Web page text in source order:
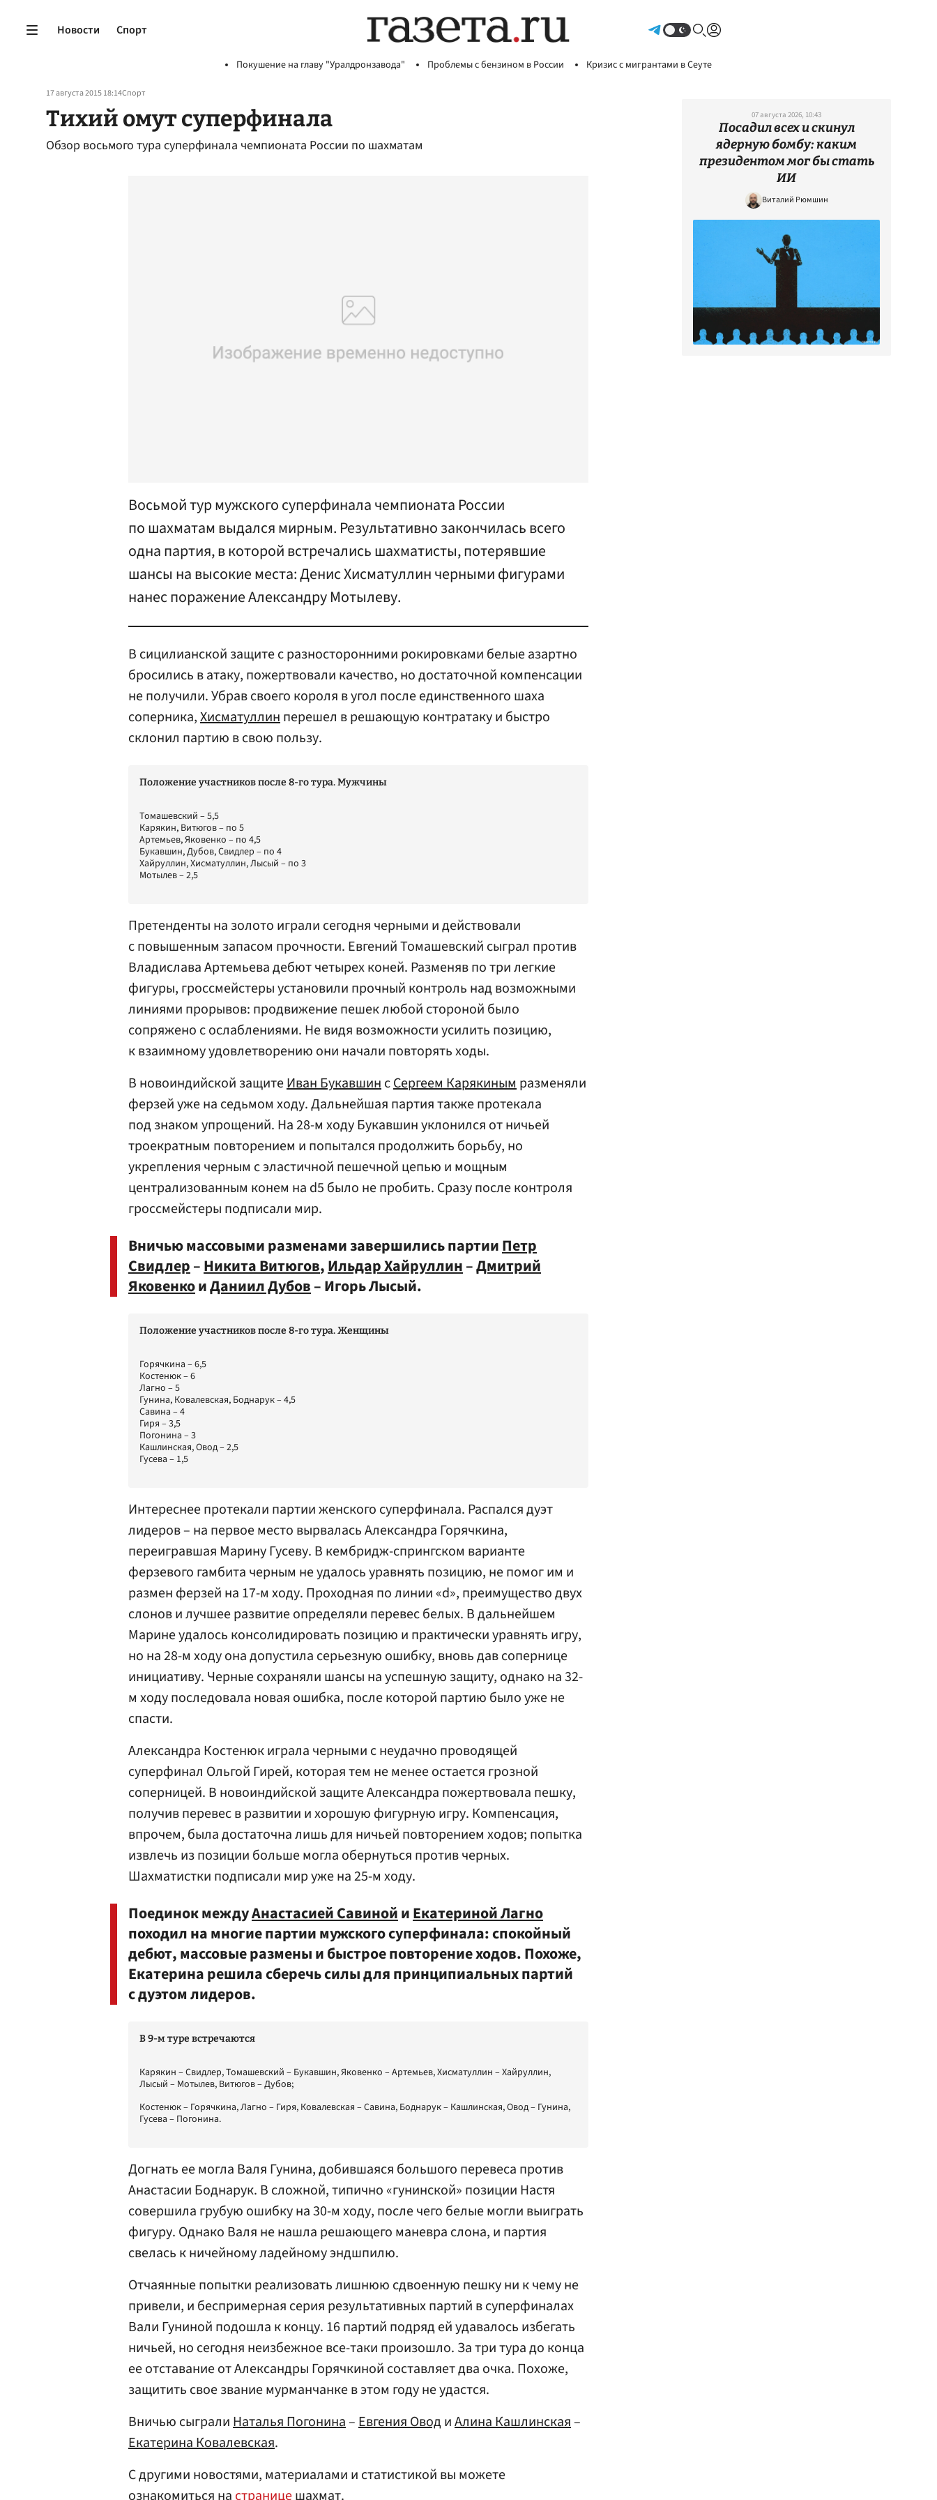
Новости Спорт
Покушение на главу "Уралдронзавода" Проблемы с бензином в России Кризис с мигрантами в Сеуте
17 августа 2015 18:14Спорт
Тихий омут суперфинала
Обзор восьмого тура суперфинала чемпионата России по шахматам
Восьмой тур мужского суперфинала чемпионата России
по шахматам выдался мирным. Результативно закончилась всего
одна партия, в которой встречались шахматисты, потерявшие
шансы на высокие места: Денис Хисматуллин черными фигурами
нанес поражение Александру Мотылеву.
В сицилианской защите с разносторонними рокировками белые азартно
бросились в атаку, пожертвовали качество, но достаточной компенсации
не получили. Убрав своего короля в угол после единственного шаха
соперника,Хисматуллинперешел в решающую контратаку и быстро
склонил партию в свою пользу.
Положение участников после 8-го тура. Мужчины
Томашевский – 5,5
Карякин, Витюгов – по 5
Артемьев, Яковенко – по 4,5
Букавшин, Дубов, Свидлер – по 4
Хайруллин, Хисматуллин, Лысый – по 3
Мотылев – 2,5
Претенденты на золото играли сегодня черными и действовали
с повышенным запасом прочности. Евгений Томашевский сыграл против
Владислава Артемьевадебют четырех коней. Разменяв по три легкие
фигуры, гроссмейстеры установили прочный контроль над возможными
линиями прорывов: продвижение пешек любой стороной было
сопряжено с ослаблениями. Не видя возможности усилить позицию,
к взаимному удовлетворению они начали повторять ходы.
В новоиндийской защитеИван БукавшинсСергеем Карякинымразменяли
ферзей уже на седьмом ходу. Дальнейшая партия также протекала
под знаком упрощений. На 28-м ходу Букавшин уклонился от ничьей
троекратным повторением и попытался продолжить борьбу, но
укрепления черным с эластичной пешечной цепью и мощным
централизованным конем на d5 было не пробить. Сразу после контроля
гроссмейстеры подписали мир.
Вничью массовыми разменами завершились партииПетр
Свидлер–Никита Витюгов,Ильдар Хайруллин–Дмитрий
ЯковенкоиДаниил Дубов– Игорь Лысый.
Положение участников после 8-го тура. Женщины
Горячкина – 6,5
Костенюк – 6
Лагно – 5
Гунина, Ковалевская, Боднарук – 4,5
Савина – 4
Гиря – 3,5
Погонина – 3
Кашлинская, Овод – 2,5
Гусева – 1,5
Интереснее протекали партии женского суперфинала. Распался дуэт
лидеров – на первое место вырваласьАлександра Горячкина,
переигравшая Марину Гусеву. В кембридж-спрингском варианте
ферзевого гамбита черным не удалось уравнять позицию, не помог им и
размен ферзей на 17-м ходу. Проходная по линии «d», преимущество двух
слонов и лучшее развитие определяли перевес белых. В дальнейшем
Марине удалось консолидировать позицию и практически уравнять игру,
но на 28-м ходу она допустила серьезную ошибку, вновь дав сопернице
инициативу. Черные сохраняли шансы на успешную защиту, однако на 32-
м ходу последовала новая ошибка, после которой партию было уже не
спасти.
Александра Костенюк играла черными с неудачно проводящей
суперфинал Ольгой Гирей, которая тем не менее остается грозной
соперницей. В новоиндийской защите Александра пожертвовала пешку,
получив перевес в развитии и хорошую фигурную игру. Компенсация,
впрочем, была достаточна лишь для ничьей повторением ходов; попытка
извлечь из позиции больше могла обернуться против черных.
Шахматистки подписали мир уже на 25-м ходу.
Поединок междуАнастасией СавинойиЕкатериной Лагно
походил на многие партии мужского суперфинала: спокойный
дебют, массовые размены и быстрое повторение ходов. Похоже,
Екатерина решила сберечь силы для принципиальных партий
с дуэтом лидеров.
В 9-м туре встречаются
Карякин – Свидлер, Томашевский – Букавшин, Яковенко – Артемьев, Хисматуллин – Хайруллин,
Лысый – Мотылев, Витюгов – Дубов;
Костенюк – Горячкина, Лагно – Гиря, Ковалевская – Савина, Боднарук – Кашлинская, Овод – Гунина,
Гусева – Погонина.
Догнать ее могла Валя Гунина, добившаяся большого перевеса против
Анастасии Боднарук. В сложной, типично «гунинской» позиции Настя
совершила грубую ошибку на 30-м ходу, после чего белые могли выиграть
фигуру. Однако Валя не нашла решающего маневра слона, и партия
свелась к ничейному ладейному эндшпилю.
Отчаянные попытки реализовать лишнюю сдвоенную пешку ни к чему не
привели, и беспримерная серия результативных партий в суперфиналах
Вали Гуниной подошла к концу. 16 партий подряд ей удавалось избегать
ничьей, но сегодня неизбежное все-таки произошло. За три тура до конца
ее отставание от Александры Горячкиной составляет два очка. Похоже,
защитить свое звание мурманчанке в этом году не удастся.
Вничью сыгралиНаталья Погонина–Евгения ОводиАлина Кашлинская–
Екатерина Ковалевская.
С другими новостями, материалами и статистикой вы можете
ознакомиться на страницешахмат.
07 августа 2026, 10:43
Посадил всех и скинул
ядерную бомбу: каким
президентом мог бы стать
ИИ
Виталий Рюмшин